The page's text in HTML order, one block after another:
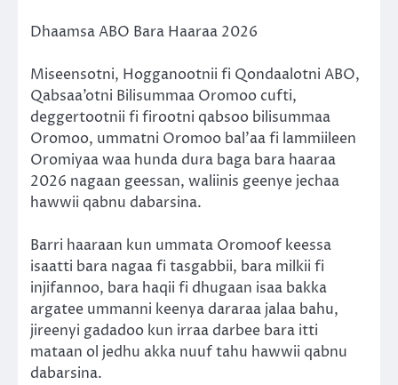
Dhaamsa ABO Bara Haaraa 2026
Miseensotni, Hogganootnii fi Qondaalotni ABO,
Qabsaa’otni Bilisummaa Oromoo cufti,
deggertootnii fi firootni qabsoo bilisummaa
Oromoo, ummatni Oromoo bal’aa fi lammiileen
Oromiyaa waa hunda dura baga bara haaraa
2026 nagaan geessan, waliinis geenye jechaa
hawwii qabnu dabarsina.
Barri haaraan kun ummata Oromoof keessa
isaatti bara nagaa fi tasgabbii, bara milkii fi
injifannoo, bara haqii fi dhugaan isaa bakka
argatee ummanni keenya dararaa jalaa bahu,
jireenyi gadadoo kun irraa darbee bara itti
mataan ol jedhu akka nuuf tahu hawwii qabnu
dabarsina.